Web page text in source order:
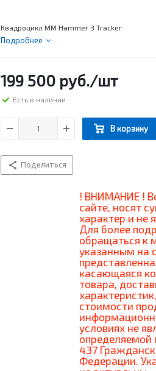
Квадроцикл MM Hammer 3 Tracker
Подробнее
199 500 руб./шт
Есть в наличии
В корзину
Поделиться
! ВНИМАНИЕ !
сайте, носят
характер и не
Для более
обращаться к
указанным на
касающаяся
товара,
стоимости
условиях не
определяемой
437
Федерации.